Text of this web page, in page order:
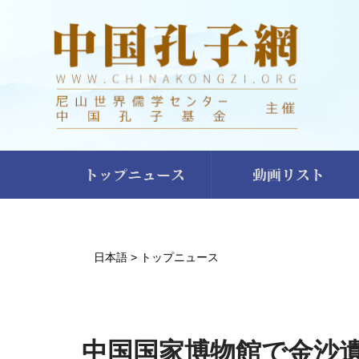
トップニュース 動画リスト
日本語 > トップニュース
中国国家博物館で金沙